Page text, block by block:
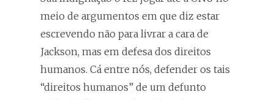
meio de argumentos em que diz estar
escrevendo não para livrar a cara de
Jackson, mas em defesa dos direitos
humanos. Cá entre nós, defender os tais
“direitos humanos” de um defunto